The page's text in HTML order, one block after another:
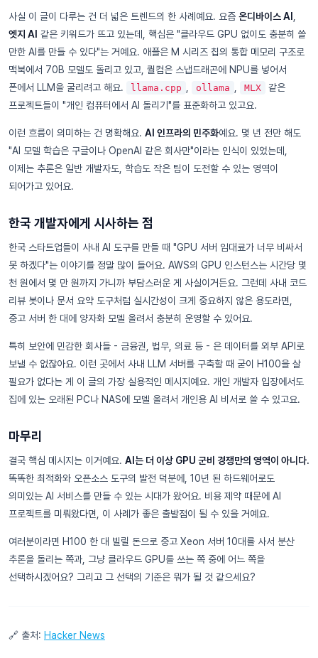
사실 이 글이 다루는 건 더 넓은 트렌드의 한 사례예요. 요즘 온디바이스 AI
엣지 AI 같은 키워드가 뜨고 있는데, 핵심은 "클라우드 GPU 없이도 충분히 쓸
만한 AI를 만들 수 있다"는 거예요. 애플은 M 시리즈 칩의 통합 메모리 구조로
맥북에서 70B 모델도 돌리고 있고, 퀄컴은 스냅드래곤에 NPU를 넣어서
폰에서 LLM을 굴리려고 해요.
llama.cpp ollama MLX
같은
프로젝트들이 "개인 컴퓨터에서 AI 돌리기"를 표준화하고 있고요.
이런 흐름이 의미하는 건 명확해요. AI 인프라의 민주화예요. 몇 년 전만 해도
"AI 모델 학습은 구글이나 OpenAI 같은 회사만"이라는 인식이 있었는데,
이제는 추론은 일반 개발자도, 학습도 작은 팀이 도전할 수 있는 영역이
되어가고 있어요.
한국 개발자에게 시사하는 점
한국 스타트업들이 사내 AI 도구를 만들 때 "GPU 서버 임대료가 너무 비싸서
못 하겠다"는 이야기를 정말 많이 들어요. AWS의 GPU 인스턴스는 시간당 몇
천 원에서 몇 만 원까지 가니까 부담스러운 게 사실이거든요. 그런데 사내 코드
리뷰 봇이나 문서 요약 도구처럼 실시간성이 크게 중요하지 않은 용도라면,
중고 서버 한 대에 양자화 모델 올려서 충분히 운영할 수 있어요.
특히 보안에 민감한 회사들 - 금융권, 법무, 의료 등 - 은 데이터를 외부 API로
보낼 수 없잖아요. 이런 곳에서 사내 LLM 서버를 구축할 때 굳이 H100을 살
필요가 없다는 게 이 글의 가장 실용적인 메시지예요. 개인 개발자 입장에서도
집에 있는 오래된 PC나 NAS에 모델 올려서 개인용 AI 비서로 쓸 수 있고요.
마무리
결국 핵심 메시지는 이거예요. AI는 더 이상 GPU 군비 경쟁만의 영역이 아니다.
똑똑한 최적화와 오픈소스 도구의 발전 덕분에, 10년 된 하드웨어로도
의미있는 AI 서비스를 만들 수 있는 시대가 왔어요. 비용 제약 때문에 AI
프로젝트를 미뤄왔다면, 이 사례가 좋은 출발점이 될 수 있을 거예요.
여러분이라면 H100 한 대 빌릴 돈으로 중고 Xeon 서버 10대를 사서 분산
추론을 돌리는 쪽과, 그냥 클라우드 GPU를 쓰는 쪽 중에 어느 쪽을
선택하시겠어요? 그리고 그 선택의 기준은 뭐가 될 것 같으세요?
🔗 출처: Hacker News